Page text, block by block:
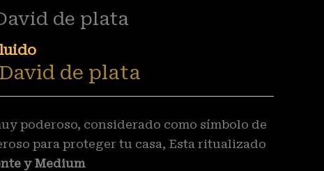
de plata
de plata
poderoso, considerado como símbolo de
para proteger tu casa, Esta ritualizado
y Medium